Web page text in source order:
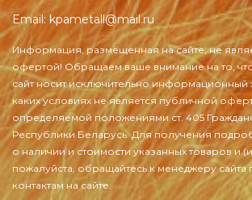
Email: kpametall@mail.ru